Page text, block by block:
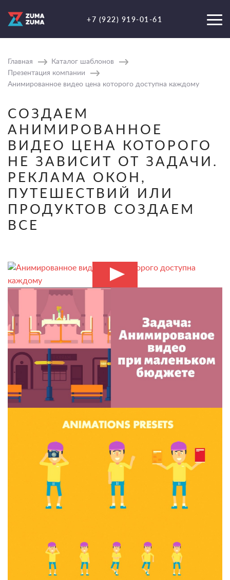
+7 (922) 919-01-61
Главная
Каталог шаблонов
Презентация компании
Анимированное видео цена которого доступна каждому
СОЗДАЕМ
АНИМИРОВАННОЕ
ВИДЕО ЦЕНА КОТОРОГО
НЕ ЗАВИСИТ ОТ ЗАДАЧИ.
РЕКЛАМА ОКОН,
ПУТЕШЕСТВИЙ ИЛИ
ПРОДУКТОВ СОЗДАЕМ
ВСЕ